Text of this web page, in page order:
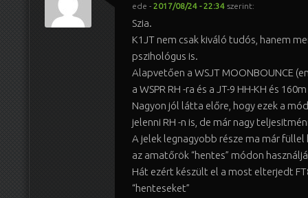
ede - 2017/08/24 - 22:34 szerint:
Szia.
K1JT nem csak kiváló tudós, hanem
pszihológus is.
Alapvetően a WSJT MOONBOUNCE
a WSPR RH -ra és a JT-9 HH-KH és
Nagyon jól látta előre, hogy ezek a
jelenni RH -n is, de már nagy
A jelek legnagyobb része ma már füllel
az amatőrök “hentes” módon
Hát ezért készült el a most elterjedt
“henteseket”